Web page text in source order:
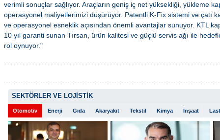
verimli sonuçlar sağlıyor. Araçların geniş iç net yüksekliği, yükleme
operasyonel maliyetlerimizi düşürüyor. Patentli K-Fix sistemi ve çatı
ve operasyonel esneklik açısından önemli avantajlar sunuyor. KTL
10 yıl garanti sunan Tırsan, ürün kalitesi ve güçlü servis ağı ile
rol oynuyor."
SEKTÖRLER VE LOJİSTİK
Otomotiv Enerji Gıda Akaryakıt Tekstil Kimya İnşaat